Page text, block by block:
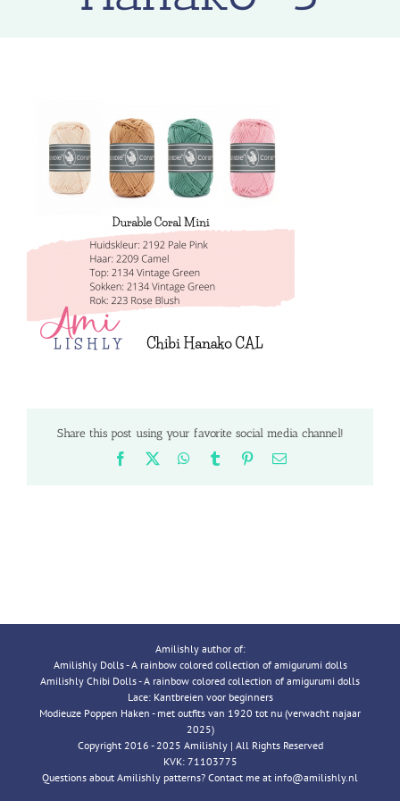
Share this post using your favorite social media channel!
Facebook WhatsApp
Tumblr PinterestEmail
Amilishly author of:
Amilishly Dolls - A rainbow colored collection of amigurumi dolls
Amilishly Chibi Dolls - A rainbow colored collection of amigurumi dolls
Lace: Kantbreien voor beginners
Modieuze Poppen Haken - met outfits van 1920 tot nu (verwacht najaar
2025)
Copyright 2016 - 2025 Amilishly | All Rights Reserved
KVK: 71103775
Questions about Amilishly patterns? Contact me at info@amilishly.nl